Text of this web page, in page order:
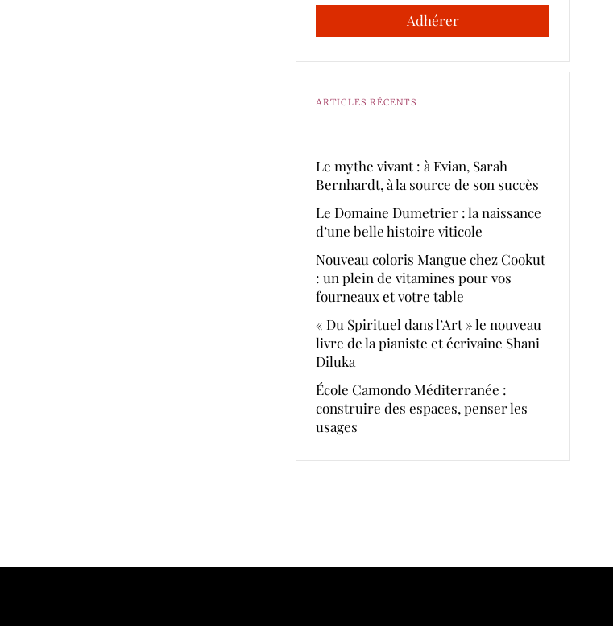
Adhérer
ARTICLES RÉCENTS
Le mythe vivant : à Evian, Sarah
Bernhardt, à la source de son succès
Le Domaine Dumetrier : la naissance
d’une belle histoire viticole
Nouveau coloris Mangue chez Cookut
: un plein de vitamines pour vos
fourneaux et votre table
« Du Spirituel dans l’Art » le nouveau
livre de la pianiste et écrivaine Shani
Diluka
École Camondo Méditerranée :
construire des espaces, penser les
usages